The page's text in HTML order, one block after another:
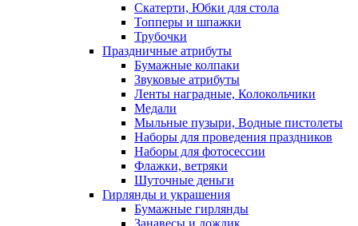
Скатерти, Юбки для стола
Топперы и шпажки
Трубочки
Праздничные атрибуты
Бумажные колпаки
Звуковые атрибуты
Ленты наградные, Колокольчики
Медали
Мыльные пузыри, Водные пистолеты
Наборы для проведения праздников
Наборы для фотосессии
Флажки, ветряки
Шуточные деньги
Гирлянды и украшения
Бумажные гирлянды
Занавесы и дождик